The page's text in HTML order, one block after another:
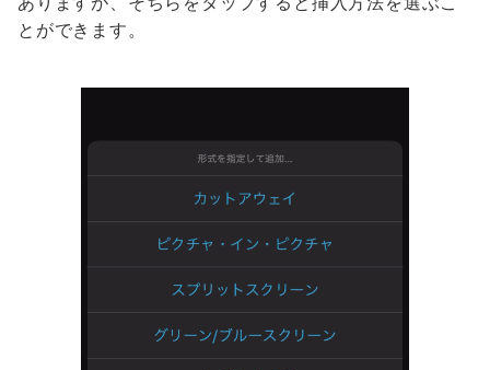
とができます。